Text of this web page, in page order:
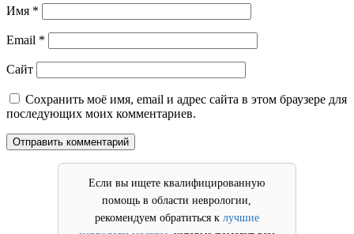
Имя *
Email *
Сайт
Сохранить моё имя, email и адрес сайта в этом браузере для
последующих моих комментариев.
Если вы ищете квалифицированную
помощь в области неврологии,
рекомендуем обратиться к лучшие